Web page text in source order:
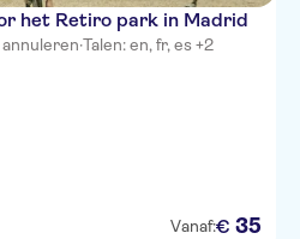
het Retiro park in Madrid
·Talen: en, fr, es +2
Vanaf:€ 35